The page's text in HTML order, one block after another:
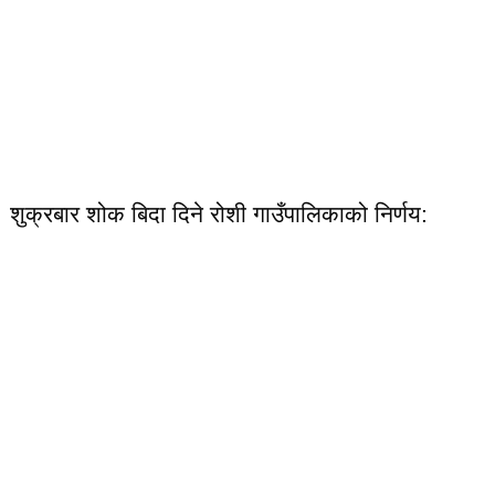
शुक्रबार शोक बिदा दिने रोशी गाउँपालिकाको निर्णय: